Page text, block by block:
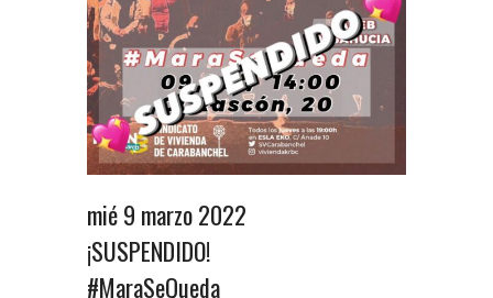
mié 9 marzo 2022
¡SUSPENDIDO!
#MaraSeQueda